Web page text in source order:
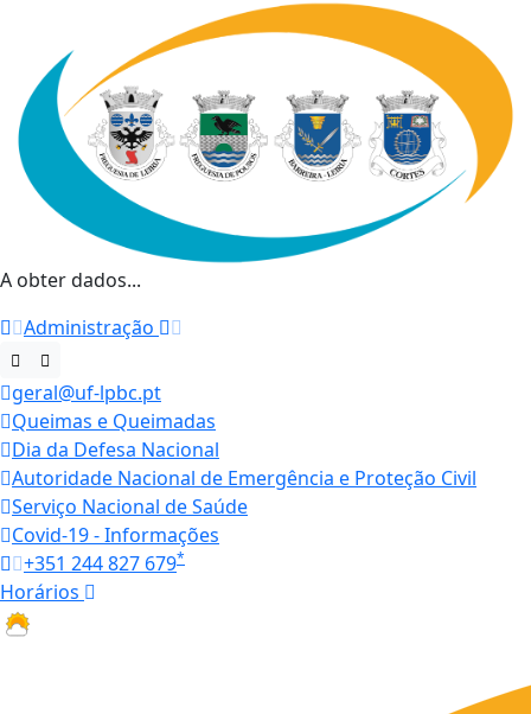
A obter dados...
Administração
geral@uf-lpbc.pt
Queimas e Queimadas
Dia da Defesa Nacional
Autoridade Nacional de Emergência e Proteção Civil
Serviço Nacional de Saúde
Covid-19 - Informações
+351 244 827 679*
Horários